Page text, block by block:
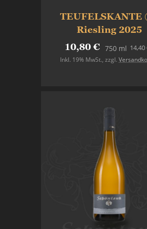
TEUFELSKANTE
Riesling 2025
10,80 € 750 ml
Inkl. 19% MwSt., zzgl.
14,40